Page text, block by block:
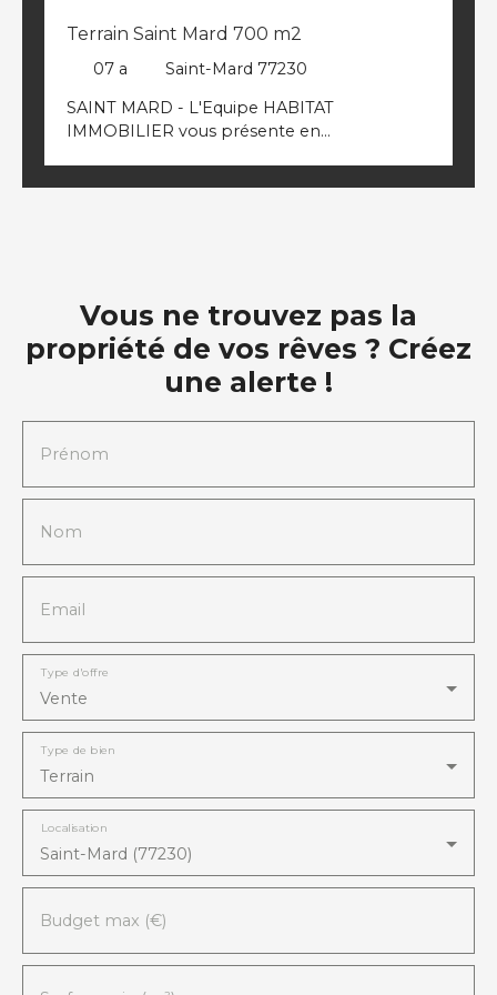
Terrain Saint Mard 700 m2
07 a
Saint-Mard 77230
SAINT MARD - L'Equipe HABITAT
IMMOBILIER vous présente en
Vous ne trouvez pas la
propriété de vos rêves ? Créez
une alerte !
Prénom
Nom
Email
Vente
Type d'offre
Terrain
Type de bien
Saint-Mard (77230)
Localisation
Budget max (€)